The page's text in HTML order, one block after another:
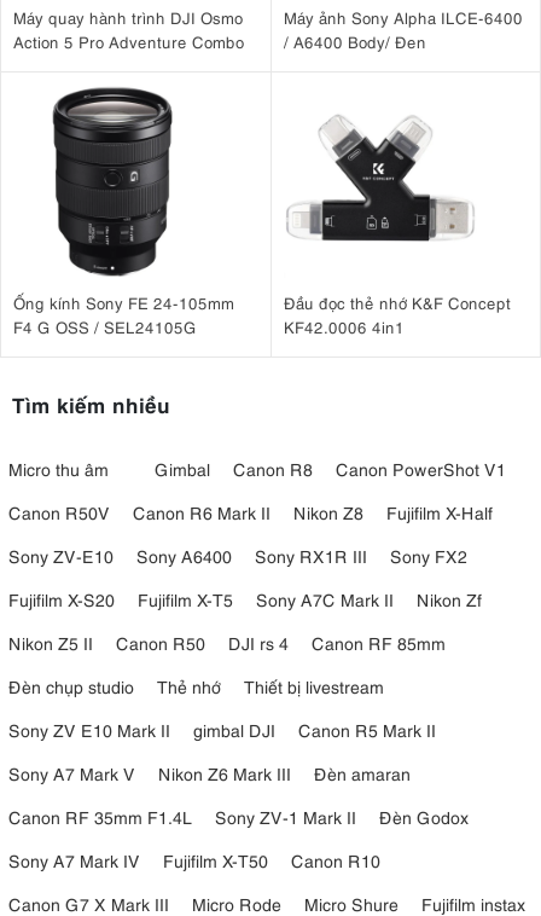
Máy quay hành trình DJI Osmo
Action 5 Pro Adventure Combo
Máy ảnh Sony Alpha ILCE-6400
/ A6400 Body/ Đen
Ống kính Sony FE 24-105mm
F4 G OSS / SEL24105G
Đầu đọc thẻ nhớ K&F Concept
KF42.0006 4in1
Tìm kiếm nhiều
Micro thu âm Gimbal Canon R8
Canon PowerShot V1
Canon R50V
Canon R6 Mark II Nikon Z8
Fujifilm X-Half
Sony ZV-E10
Sony A6400 Sony RX1R III
Sony FX2
Fujifilm X-S20
Fujifilm X-T5 Sony A7C Mark II
Nikon Zf
Nikon Z5 II
Canon R50 DJI rs 4
Canon RF 85mm
Đèn chụp studio
Thẻ nhớ
Thiết bị livestream
Sony ZV E10 Mark II
gimbal DJI
Canon R5 Mark II
Sony A7 Mark V
Nikon Z6 Mark III
Đèn amaran
Canon RF 35mm F1.4L
Sony ZV-1 Mark II
Đèn Godox
Sony A7 Mark IV
Fujifilm X-T50
Canon R10
Canon G7 X Mark III
Micro Rode Micro Shure
Fujifilm instax